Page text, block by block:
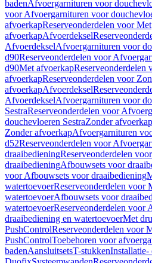
badenAfvoergarnituren voor
voor Afvoergarnituren voor
afvoerkapReserveonderdelen voor Met
afvoerkapAfvoerdeksel
AfvoerdekselAfvoergarnituren voor
d90Reserveonderdelen voor
d90Met afvoerkapReserveonderdelen
afvoerkapReserveonderdelen voor
afvoerkapAfvoerdeksel
AfvoerdekselAfvoergarnituren voor
SestraReserveonderdelen voor
douchevloeren SestraZonder afvoerkap
Zonder afvoerkapAfvoergarnituren
d52Reserveonderdelen voor
draaibedieningReserveonderdelen
draaibedieningAfbouwsets voor
voor Afbouwsets voor draaibediening
watertoevoerReserveonderdelen voor
watertoevoerAfbouwsets voor
watertoevoerReserveonderdelen voor
draaibediening en watertoevoerMet
PushControlReserveonderdelen voor
PushControlToebehoren voor
badenAansluitsetsT-stukkenInstallatie-